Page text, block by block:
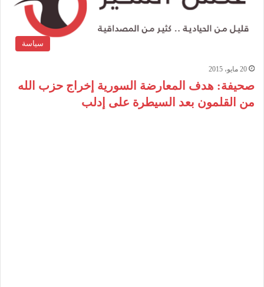
سياسة
20 مايو، 2015
صحيفة: هدف المعارضة السورية إخراج حزب الله
من القلمون بعد السيطرة على إدلب